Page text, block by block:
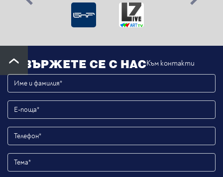
Previous Next
СВЪРЖЕТЕ СЕ С НАСКъм контакти